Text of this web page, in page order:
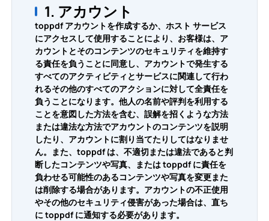
1. アカウント
toppdf アカウントを作成するか、ホスト サービス
にアクセスして使用することにより、お客様は、ア
カウントとそのコンテンツのセキュリティを維持す
る責任を負うことに同意し、アカウントで発生する
すべてのアクティビティとサービスに関連して行わ
れるその他のすべてのアクションに対して全責任を
負うことになります。他人の名前や評判を利用する
ことを意図した方法を含む、誤解を招くような方法
または違法な方法でアカウントのコンテンツを説明
したり、アカウントに割り当てたりしてはなりませ
ん。また、toppdf は、不適切または違法であると判
断したコンテンツや写真、または toppdf に責任を
負わせる可能性のあるコンテンツや写真を変更また
は削除する場合があります。アカウントの不正使用
やその他のセキュリティ侵害があった場合は、直ち
に toppdf に通知する必要があります。